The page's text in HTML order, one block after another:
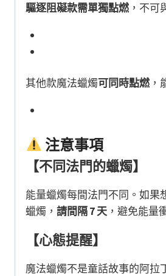
驅逐阻礙款需單獨點燃 ，不可
其他款魔法蠟燭可同時點燃 ，
注意事項
【不同法門的蠟燭】
能量蠟燭每間法門不同。如果
蠟燭， 請間隔 7 天 ，避免能量
【心態提醒】
魔法蠟燭不是童話故事的阿